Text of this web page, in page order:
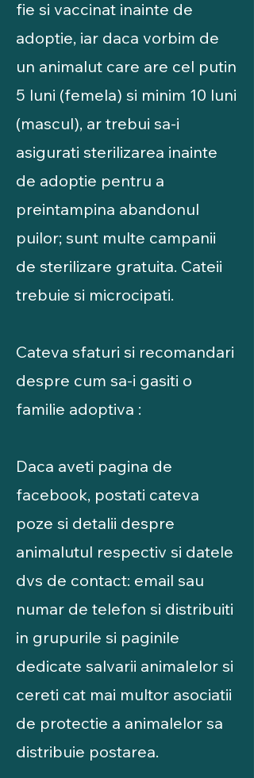
fie si vaccinat inainte de
adoptie, iar daca vorbim de
un animalut care are cel putin
5 luni (femela) si minim 10 luni
(mascul), ar trebui sa-i
asigurati sterilizarea inainte
de adoptie pentru a
preintampina abandonul
puilor; sunt multe campanii
de sterilizare gratuita. Cateii
trebuie si microcipati.
Cateva sfaturi si recomandari
despre cum sa-i gasiti o
familie adoptiva :
Daca aveti pagina de
facebook, postati cateva
poze si detalii despre
animalutul respectiv si datele
dvs de contact: email sau
numar de telefon si distribuiti
in grupurile si paginile
dedicate salvarii animalelor si
cereti cat mai multor asociatii
de protectie a animalelor sa
distribuie postarea. ​